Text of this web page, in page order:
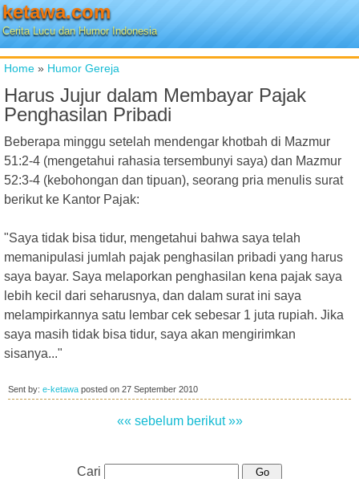
ketawa.com
Cerita Lucu dan Humor Indonesia
Home » Humor Gereja
Harus Jujur dalam Membayar Pajak
Penghasilan Pribadi
Beberapa minggu setelah mendengar khotbah di Mazmur
51:2-4 (mengetahui rahasia tersembunyi saya) dan Mazmur
52:3-4 (kebohongan dan tipuan), seorang pria menulis surat
berikut ke Kantor Pajak:
"Saya tidak bisa tidur, mengetahui bahwa saya telah
memanipulasi jumlah pajak penghasilan pribadi yang harus
saya bayar. Saya melaporkan penghasilan kena pajak saya
lebih kecil dari seharusnya, dan dalam surat ini saya
melampirkannya satu lembar cek sebesar 1 juta rupiah. Jika
saya masih tidak bisa tidur, saya akan mengirimkan
sisanya..."
Sent by: e-ketawa posted on 27 September 2010
«« sebelum berikut »»
Cari